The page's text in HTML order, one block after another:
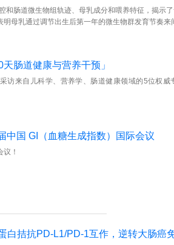
和肠道微生物组轨迹、母乳成分和喂养特征，揭示
母乳通过调节出生后第一年的微生物群发育节奏来
肠道健康与营养干预」
访来自儿科学、营养学、肠道健康领域的5位权
中国 GI（血糖生成指数）国际会议
！
白拮抗PD-L1/PD-1互作，逆转大肠癌